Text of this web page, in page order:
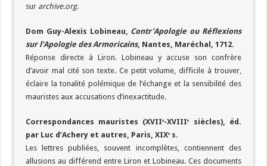
sur archive.org.
Dom Guy-Alexis Lobineau, Contr’Apologie ou Réflexions
sur l’Apologie des Armoricains, Nantes, Maréchal, 1712.
Réponse directe à Liron. Lobineau y accuse son confrère
d’avoir mal cité son texte. Ce petit volume, difficile à trouver,
éclaire la tonalité polémique de l’échange et la sensibilité des
mauristes aux accusations d’inexactitude.
Correspondances mauristes (XVIIᵉ-XVIIIᵉ siècles), éd.
par Luc d’Achery et autres, Paris, XIXᵉ s.
Les lettres publiées, souvent incomplètes, contiennent des
allusions au différend entre Liron et Lobineau. Ces documents